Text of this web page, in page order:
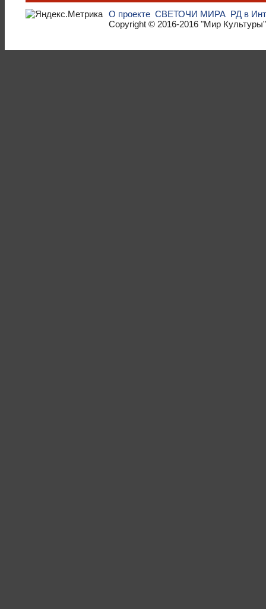
О проекте СВЕТОЧИ МИРА РД в
Copyright © 2016-2016 "Мир Культуры"